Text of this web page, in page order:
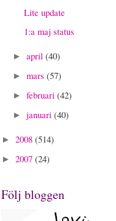
Lite update
1:a maj status
► april (40)
► mars (57)
► februari (42)
► januari (40)
► 2008 (514)
► 2007 (24)
Följ bloggen